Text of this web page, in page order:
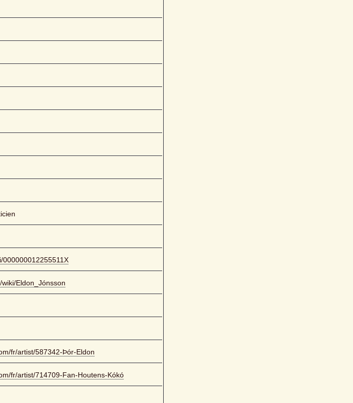
000000012255511X
Eldon_Jónsson
fr/artist/587342-Þór-Eldon
fr/artist/714709-Fan-Houtens-Kókó